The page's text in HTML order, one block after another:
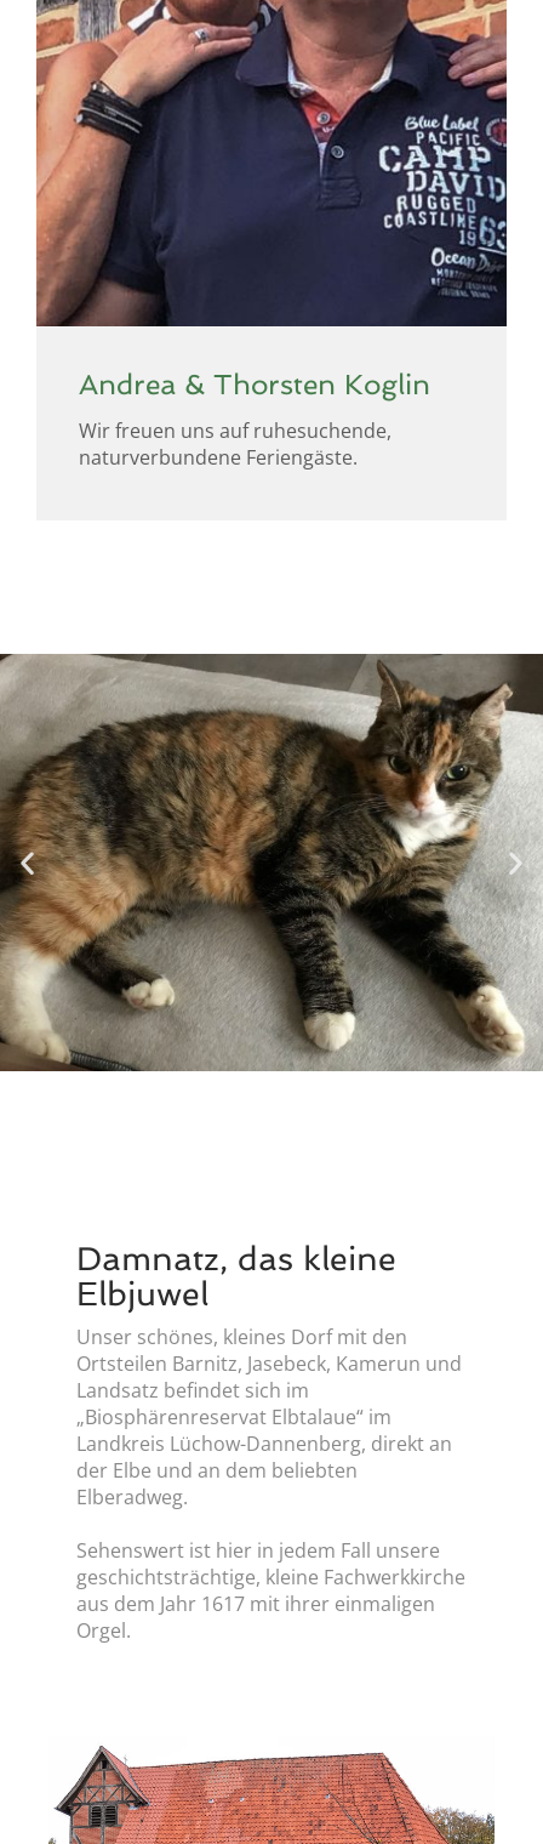
Andrea & Thorsten Koglin
Wir freuen uns auf ruhesuchende,
naturverbundene Feriengäste.
Damnatz, das kleine
Elbjuwel
Unser schönes, kleines Dorf mit den
Ortsteilen Barnitz, Jasebeck, Kamerun und
Landsatz befindet sich im
„Biosphärenreservat Elbtalaue“ im
Landkreis Lüchow-Dannenberg, direkt an
der Elbe und an dem beliebten
Elberadweg.
Sehenswert ist hier in jedem Fall unsere
geschichtsträchtige, kleine Fachwerkkirche
aus dem Jahr 1617 mit ihrer einmaligen
Orgel.